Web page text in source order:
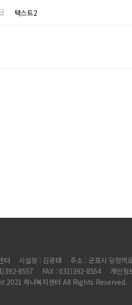
텍스트2
터 시설장 : 김광태 주소 : 군포시 당정역
8557
FAX : 031)392-8554 개인정
2021 하나복지센터 All Rights Reserved.